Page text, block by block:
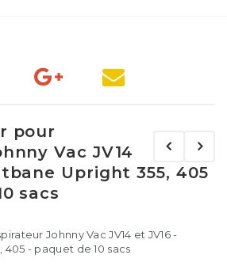
pour
Vac JV14
Upright 355, 405
sacs
Johnny Vac JV14 et JV16 -
- paquet de 10 sacs